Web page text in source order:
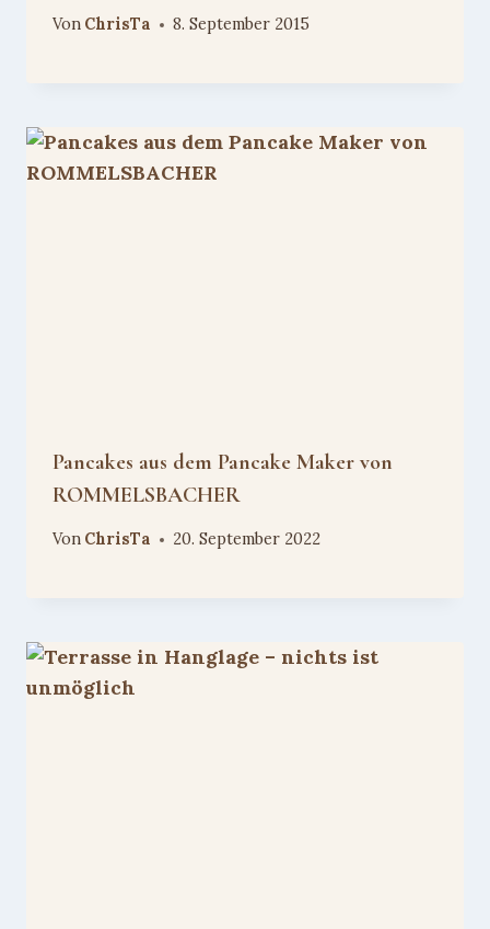
Von ChrisTa 8. September 2015
Pancakes aus dem Pancake Maker von
ROMMELSBACHER
Von ChrisTa 20. September 2022